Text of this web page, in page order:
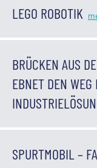
LEGO ROBOTIK
BRÜCKEN AUS
EBNET DEN WEG
SPURTMOBIL –